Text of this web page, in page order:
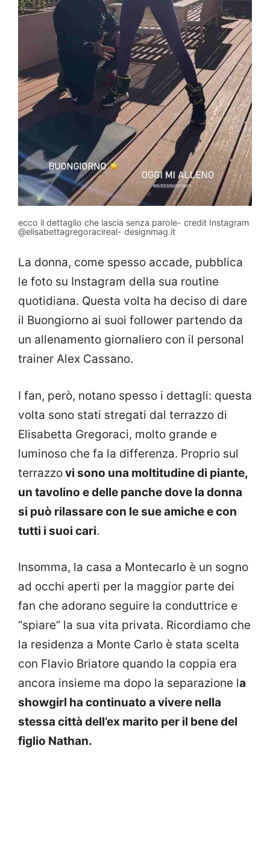
ecco il dettaglio che lascia senza parole- credit Instagram
@elisabettagregoracireal- designmag.it
La donna, come spesso accade, pubblica
le foto su Instagram della sua routine
quotidiana. Questa volta ha deciso di dare
il Buongiorno ai suoi follower partendo da
un allenamento giornaliero con il personal
trainer Alex Cassano.
I fan, però, notano spesso i dettagli: questa
volta sono stati stregati dal terrazzo di
Elisabetta Gregoraci, molto grande e
luminoso che fa la differenza. Proprio sul
terrazzovi sono una moltitudine di piante,
un tavolino e delle panche dove la donna
si può rilassare con le sue amiche e con
tutti i suoi cari.
Insomma, la casa a Montecarlo è un sogno
ad occhi aperti per la maggior parte dei
fan che adorano seguire la conduttrice e
“spiare” la sua vita privata. Ricordiamo che
la residenza a Monte Carlo è stata scelta
con Flavio Briatore quando la coppia era
ancora insieme ma dopo la separazione la
showgirl ha continuato a vivere nella
stessa città dell’ex marito per il bene del
figlio Nathan.